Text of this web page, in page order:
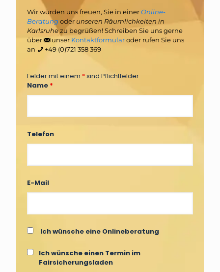
Wir würden uns freuen, Sie in einerOnline-
Beratungoder unseren Räumlichkeiten in
Karlsruhe zu begrüßen! Schreiben Sie uns gerne
über
unser Kontaktformularoder rufen Sie uns
an
+49 (0)721 358 369
Felder mit einem *sind Pflichtfelder
Name *
Telefon
E-Mail
Ich wünsche eine Onlineberatung
Ich wünsche einen Termin im
Fairsicherungsladen